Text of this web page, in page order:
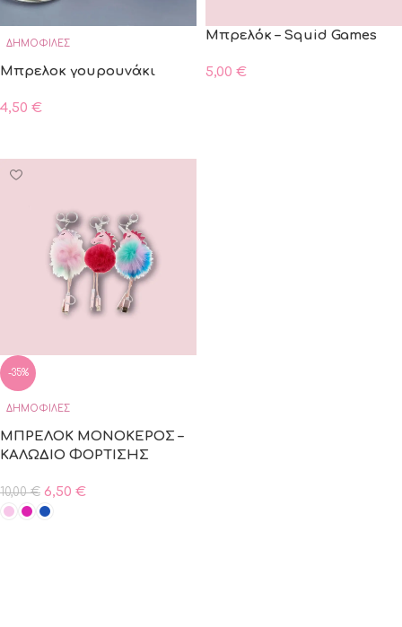
ΔΗΜΟΦΙΛΈΣ
Μπρελοκ γουρουνάκι
4,50 €
Μπρελόκ – Squid Games
5,00 €
-35%
ΔΗΜΟΦΙΛΈΣ
ΜΠΡΕΛΟΚ ΜΟΝΟΚΕΡΟΣ –
ΚΑΛΩΔΙΟ ΦΟΡΤΙΣΗΣ
10,00€ 6,50 €